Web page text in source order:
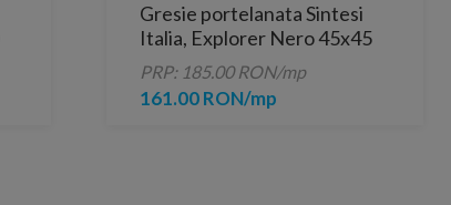
Gresie portelanata Sintesi
Italia, Explorer Nero 45x45
cm
PRP: 185.00 RON/mp
161.00 RON/mp